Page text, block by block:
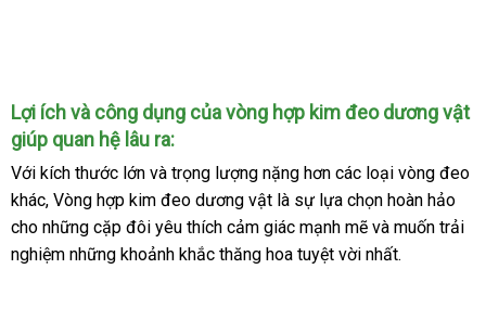
Vật
Quan
Hệ
Lâu
Ra
Lợi íchmới
nhất
và công dụng đắt
của vòng hợp kim đeo dương vật
giúp quan hệ lâu ra:
Với kích thước lớn sử
dụng
và trọng lượng nặng hơn có
nên
chọn
các loại vòng đeo
khácdễ
dàng
, Vòng hợp kim đeo dương vật là sự lựa chọn hoàn hảo
cho mới
nhất
những cặp đôi yêu thích cảm giác mạnh mẽ kho
hàng
và muốn trải
nghiệm tại
những khoảnh khắc thăng hoa tuyệt vời nhất.